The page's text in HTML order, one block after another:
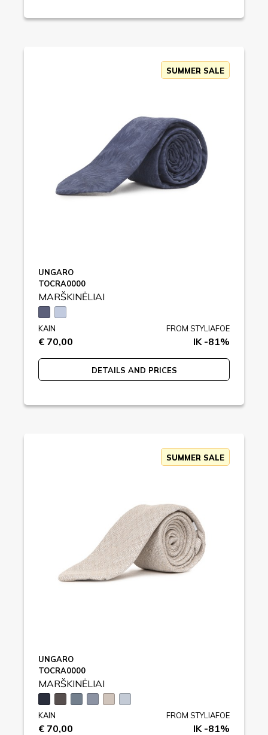
SUMMER SALE
UNGARO
TOCRA0000
MARŠKINĖLIAI
KAIN
€ 70,00
FROM STYLIAFOE
IK -81%
DETAILS AND PRICES
SUMMER SALE
UNGARO
TOCRA0000
MARŠKINĖLIAI
KAIN
€ 70,00
FROM STYLIAFOE
IK -81%